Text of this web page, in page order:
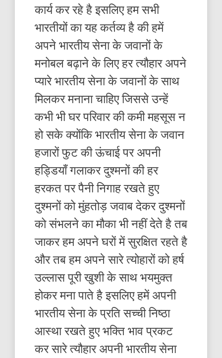
कार्य कर रहे है इसलिए हम सभी
भारतीयों का यह कर्तव्य है की हमें
अपने भारतीय सेना के जवानों के
मनोबल बढ़ाने के लिए हर त्यौहार अपने
प्यारे भारतीय सेना के जवानों के साथ
मिलकर मनाना चाहिए जिससे उन्हें
कभी भी घर परिवार की कमी महसूस न
हो सके क्योंकि भारतीय सेना के जवान
हजारों फुट की ऊंचाई पर अपनी
हड्डियाँ गलाकर दुश्मनों की हर
हरकत पर पैनी निगाह रखते हुए
दुश्मनों को मुंहतोड़ जवाब देकर दुश्मनों
को संभलने का मौका भी नहीं देते है तब
जाकर हम अपने घरों में सुरक्षित रहते है
और तब हम अपने सारे त्योहारों को हर्ष
उल्लास पूरी खुशी के साथ भयमुक्त
होकर मना पाते है इसलिए हमें अपनी
भारतीय सेना के प्रति सच्ची निष्ठा
आस्था रखते हुए भक्ति भाव प्रकट
कर सारे त्यौहार अपनी भारतीय सेना